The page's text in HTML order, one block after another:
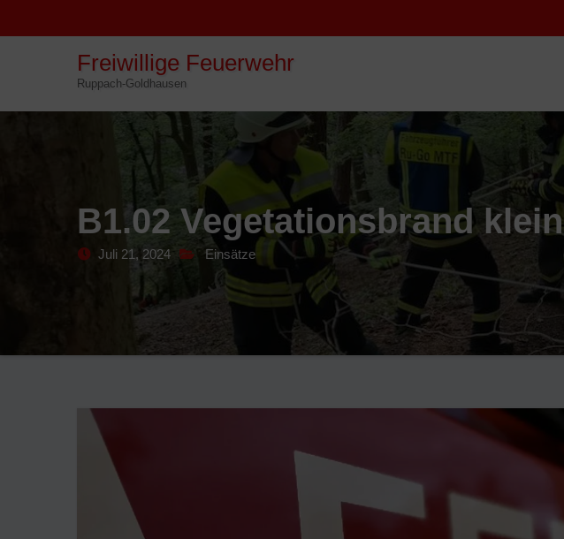
to
Freiwillige Feuerwehr
Ruppach-Goldhausen
B1.02 Vegetationsbrand klein
Juli 21, 2024 Einsätze